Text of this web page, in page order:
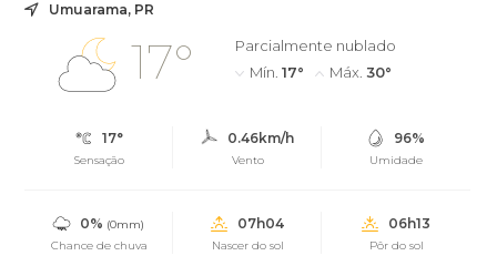
Umuarama, PR
17°
Parcialmente nublado
Mín. 17° Máx. 30°
17°
Sensação
0.46km/h
Vento
96%
Umidade
0% (0mm)
Chance de chuva
07h04
Nascer do sol
06h13
Pôr do sol